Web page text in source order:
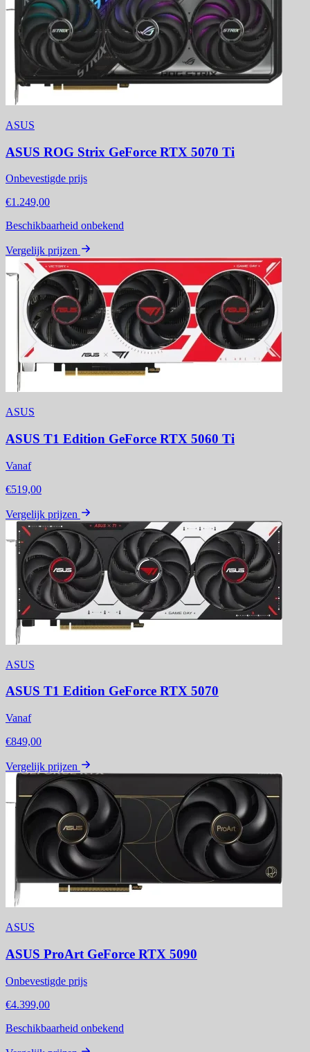
ASUS
ASUS ROG Strix GeForce RTX 5070 Ti
Onbevestigde prijs
€1.249,00
Beschikbaarheid onbekend
Vergelijk prijzen
ASUS
ASUS T1 Edition GeForce RTX 5060 Ti
Vanaf
€519,00
Vergelijk prijzen
ASUS
ASUS T1 Edition GeForce RTX 5070
Vanaf
€849,00
Vergelijk prijzen
ASUS
ASUS ProArt GeForce RTX 5090
Onbevestigde prijs
€4.399,00
Beschikbaarheid onbekend